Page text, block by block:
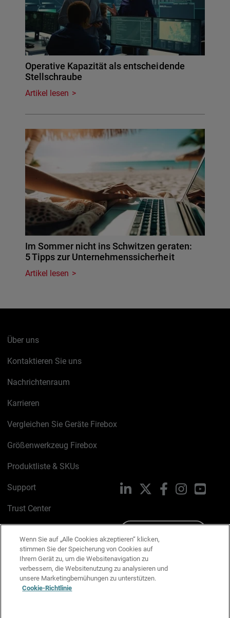
Operative Kapazität als entscheidende
Stellschraube
Artikel lesen
Im Sommer nicht ins Schwitzen geraten:
5 Tipps zur Unternehmenssicherheit
Artikel lesen
Über uns
Kontaktieren Sie uns
Nachrichtenraum
Karrieren
Vergleichen Sie Geräte Firebox
Größenwerkzeug Firebox
Produktliste & SKUs
Support
Trust Center
Cookie-Richtlinie
Datenschutzrichtlinie
Media & Brand Kit
LinkedIn FacebookInstagram
Wenn Sie auf „Alle Cookies akzeptieren“ klicken,
stimmen Sie der Speicherung von Cookies auf
Ihrem Gerät zu, um die Websitenavigation zu
verbessern, die Websitenutzung zu analysieren und
unsere Marketingbemühungen zu unterstützen.
Cookie-Richtlinie